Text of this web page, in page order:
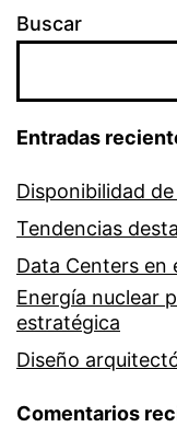
Buscar
Entradas
Disponibilidad
Tendencias
Data Centers en
Energía nuclear
estratégica
Diseño
Comentarios